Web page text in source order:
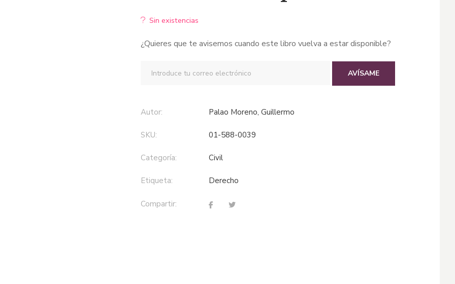
Sin existencias
¿Quieres que te avisemos cuando este libro vuelva a estar disponible?
AVÍSAME
Autor: Palao Moreno, Guillermo
SKU: 01-588-0039
Categoría: civil
Etiqueta: derecho
Compartir: